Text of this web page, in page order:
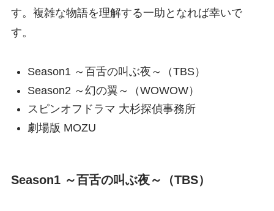
す。複雑な物語を理解する一助となれば幸いで
す。
Season1 ～百舌の叫ぶ夜～（TBS）
Season2 ～幻の翼～（WOWOW）
スピンオフドラマ 大杉探偵事務所
劇場版 MOZU
Season1 ～百舌の叫ぶ夜～（TBS）